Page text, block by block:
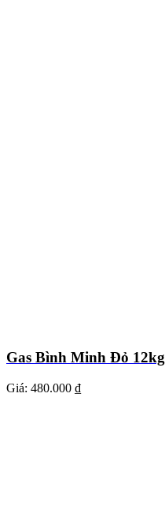
Gas Bình Minh Đỏ 12kg
Giá: 480.000 ₫